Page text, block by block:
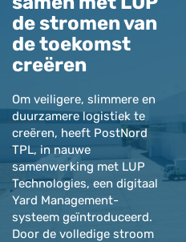
de stromen van
de toekomst
creëren
Om veiligere, slimmere en
duurzamere logistiek te
creëren, heeft PostNord
TPL, in nauwe
samenwerking met LUP
Technologies, een digitaal
Yard Management-
systeem geïntroduceerd.
Door de volledige stroom